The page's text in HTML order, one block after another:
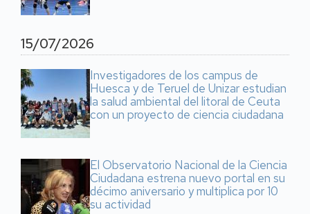
15/07/2026
Investigadores de los campus de
Huesca y de Teruel de Unizar estudian
la salud ambiental del litoral de Ceuta
con un proyecto de ciencia ciudadana
El Observatorio Nacional de la Ciencia
Ciudadana estrena nuevo portal en su
décimo aniversario y multiplica por 10
su actividad